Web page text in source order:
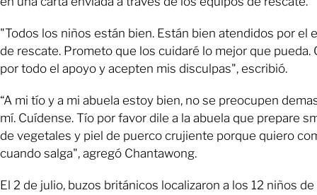
"Todos los niños están bien. Están bien atendidos por el
de rescate. Prometo que los cuidaré lo mejor que pueda.
por todo el apoyo y acepten mis disculpas", escribió.
“A mi tío y a mi abuela estoy bien, no se preocupen
mí. Cuídense. Tío por favor dile a la abuela que prepare
de vegetales y piel de puerco crujiente porque quiero
cuando salga", agregó Chantawong.
El 2 de julio, buzos británicos localizaron a los 12 niños de